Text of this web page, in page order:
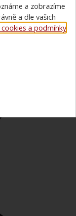
a zobrazíme
a dle vašich
a podmínky